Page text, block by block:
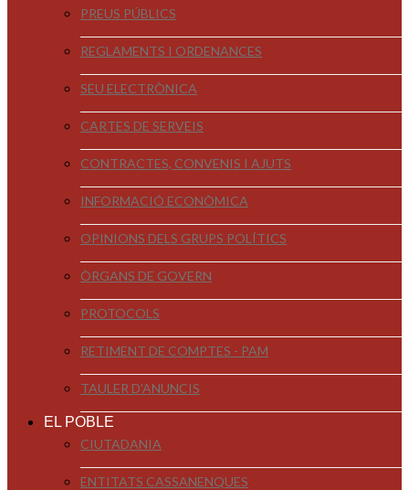
PREUS PÚBLICS
REGLAMENTS I ORDENANCES
SEU ELECTRÒNICA
CARTES DE SERVEIS
CONTRACTES, CONVENIS I AJUTS
INFORMACIÓ ECONÒMICA
OPINIONS DELS GRUPS POLÍTICS
ÒRGANS DE GOVERN
PROTOCOLS
RETIMENT DE COMPTES - PAM
TAULER D'ANUNCIS
EL POBLE
CIUTADANIA
ENTITATS CASSANENQUES